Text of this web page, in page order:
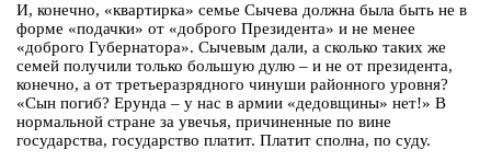
И, конечно, «квартирка» семье Сычева должна была быть не в
форме «подачки» от «доброго Президента» и не менее
«доброго Губернатора». Сычевым дали, а сколько таких же
семей получили только большую дулю – и не от президента,
конечно, а от третьеразрядного чинуши районного уровня?
«Сын погиб? Ерунда – у нас в армии «дедовщины» нет!» В
нормальной стране за увечья, причиненные по вине
государства, государство платит. Платит сполна, по суду.